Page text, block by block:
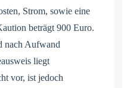
Strom, sowie eine
beträgt 900 Euro.
nach Aufwand
liegt
vor, ist jedoch